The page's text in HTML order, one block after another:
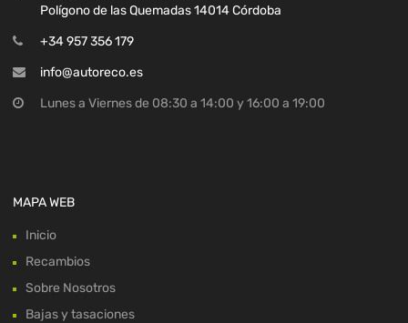
Polígono de las Quemadas 14014 Córdoba
+34 957 356 179
info@autoreco.es
Lunes a Viernes de 08:30 a 14:00 y 16:00 a 19:00
MAPA WEB
Inicio
Recambios
Sobre Nosotros
Bajas y tasaciones